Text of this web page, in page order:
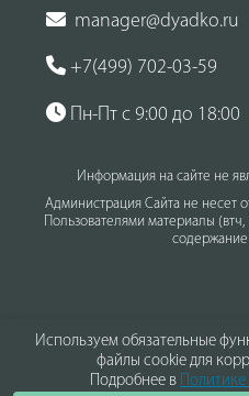
Используем обязательные
файлы cookie для
Подробнее в
manager@dyadko.ru
+7(499) 702-03-59
Пн-Пт с 9:00 до 18:00
Информация на сайте не
Администрация Сайта не несет
Пользователями материалы
содержание